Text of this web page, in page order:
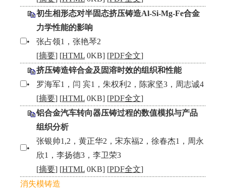
初生相形态对半固态挤压铸造Al-Si-Mg-Fe合金
力学性能的影响
•
张占领1，张艳琴2
[摘要] [HTML 0KB] [PDF全文]
挤压铸造锌合金及固溶时效的组织和性能
•
罗海军1，闫 宾1，朱权利2，陈家坚3，周志诚4
[摘要] [HTML 0KB] [PDF全文]
铝合金汽车转向器压铸过程的数值模拟与产品
组织分析
•
张银帅1,2，黄正华2，宋东福2，徐春杰1，周永
欣1，李扬德3，李卫荣3
[摘要] [HTML 0KB] [PDF全文]
消失模铸造